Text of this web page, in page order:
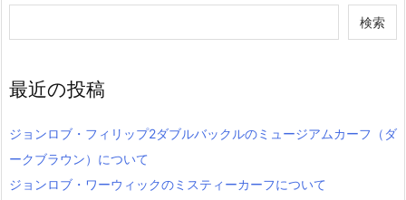
検索
最近の投稿
ジョンロブ・フィリップ2ダブルバックルのミュージアムカーフ（ダ
ークブラウン）について
ジョンロブ・ワーウィックのミスティーカーフについて